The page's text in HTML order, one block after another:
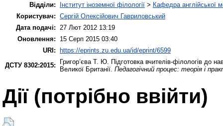
Відділи:
Інститут іноземної філології > Кафедра англійської
Користувач: Сергій Олексійович Гавриловський
Дата подачі:
27 Лют 2012 13:19
Оновлення:
15 Серп 2015 03:40
URI: https://eprints.zu.edu.ua/id/eprint/6599
ДСТУ 8302:2015:
Григор’єва Т. Ю. Підготовка вчителів-філологів до
Великої Британії. Педагогічний процес: теорія і
Дії ​​(потрібно ввійти)